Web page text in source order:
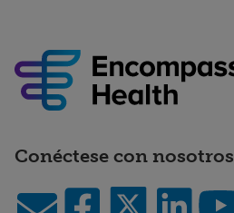
Conéctese con nosotros